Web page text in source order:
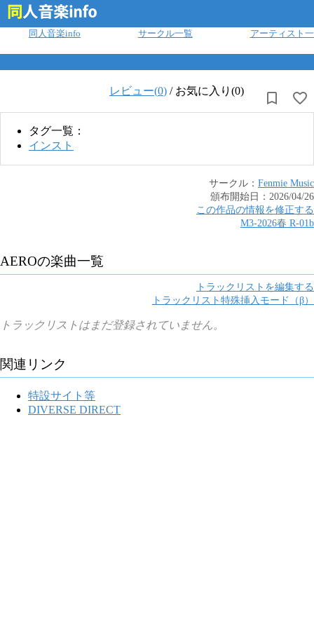
同人音楽info サークル一覧 アーティスト
レビュー(0) / お気に入り(0)
タグ一覧：
インスト
サークル： Fenmie Music
頒布開始日： 2026/04/26
この作品の情報を修正する
M3-2026春 R-01b
AEROの楽曲一覧
トラックリストを編集する
トラックリスト特殊挿入モード（β）
トラックリストはまだ登録されていません。
関連リンク
特設サイト等
DIVERSE DIRECT